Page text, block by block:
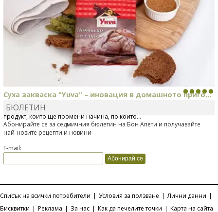
Суха закваска "Yuva" – иновация в домашното приго...
Отскоро Лесафр България стартира предлагането на изцяло нов
продукт, който ще промени начина, по който...
БЮЛЕТИН
Абонирайте се за седмичния бюлетин на Бон Апети и получавайте
най-новите рецепти и новини
E-mail:
Списък на всички потребители | Условия за ползване | Лични данни |
Бисквитки | Реклама | За нас | Как да печелите точки | Карта на сайта